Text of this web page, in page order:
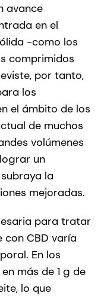
avance
en el
-como los
comprimidos
por tanto,
los
el ámbito de los
de muchos
volúmenes
un
la
mejoradas.
para tratar
CBD varía
En los
más de 1 g de
lo que